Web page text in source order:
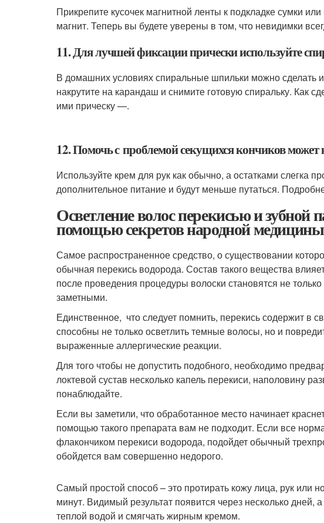
Прикрепите кусочек магнитной ленты к подкладке сумки
магнит. Теперь вы будете уверены в том, что невидимки
11. Для лучшей фиксации прически используйте
В домашних условиях спиральные шпильки можно сделать
накрутите на карандаш и снимите готовую спиральку. Как
ими прическу —.
12. Помочь с проблемой секущихся кончиков может
Используйте крем для рук как обычно, а остатками слегка
дополнительное питание и будут меньше путаться.
Осветление волос перекисью и зубной
помощью секретов народной медицины
Самое распространенное средство, о существовании
обычная перекись водорода. Состав такого вещества
после проведения процедуры волоски становятся не
заметными.
Единственное, что следует помнить, перекись содержит в
способны не только осветлить темные волосы, но и
выраженные аллергические реакции.
Для того чтобы не допустить подобного, необходимо
локтевой сустав несколько капель перекиси, наполовину
понаблюдайте.
Если вы заметили, что обработанное место начинает
помощью такого препарата вам не подходит. Если все
флакончиком перекиси водорода, подойдет обычный
обойдется вам совершенно недорого.
Самый простой способ – это протирать кожу лица, рук или
минут. Видимый результат появится через несколько
теплой водой и смягчать жирным кремом.